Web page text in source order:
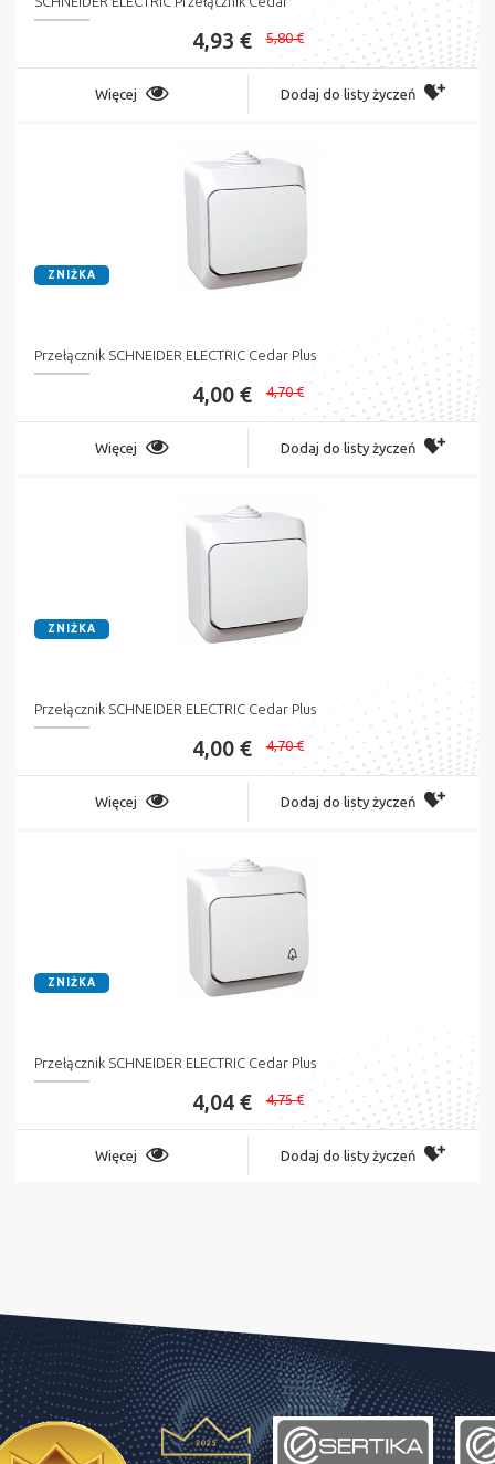
4,93 € 5,80 €
Więcej Dodaj do listy życzeń
ZNIŻKA
Przełącznik SCHNEIDER ELECTRIC Cedar Plus
4,00 € 4,70 €
Więcej Dodaj do listy życzeń
ZNIŻKA
Przełącznik SCHNEIDER ELECTRIC Cedar Plus
4,00 € 4,70 €
Więcej Dodaj do listy życzeń
ZNIŻKA
Przełącznik SCHNEIDER ELECTRIC Cedar Plus
4,04 € 4,75 €
Więcej Dodaj do listy życzeń